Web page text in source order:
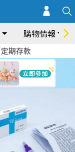
購物情報
定期存款